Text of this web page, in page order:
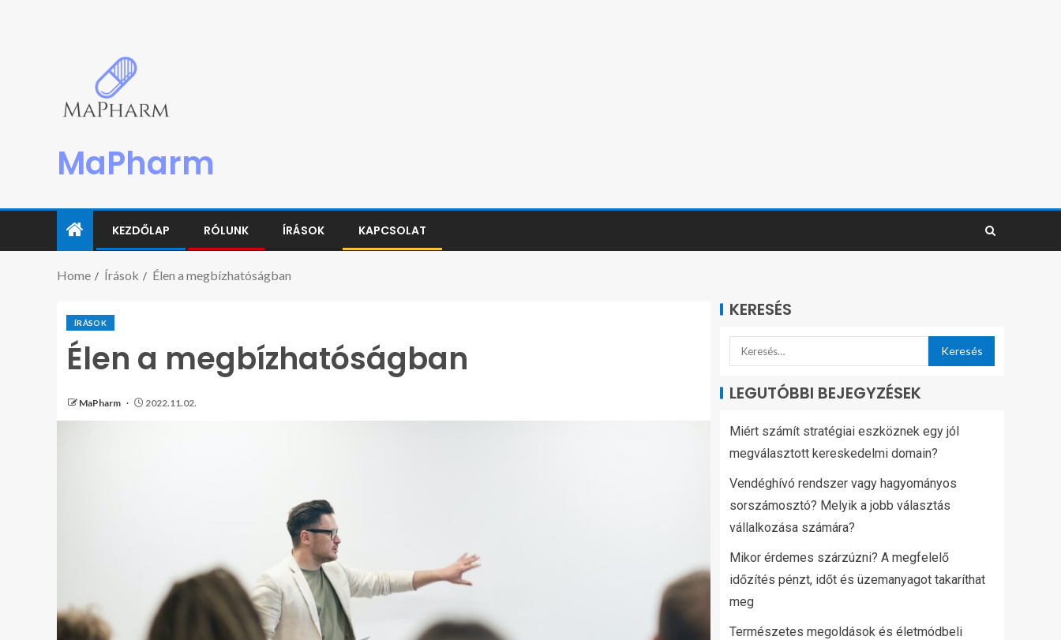
MaPharm
KEZDŐLAP RÓLUNK ÍRÁSOK KAPCSOLAT
Home Írások Élen a megbízhatóságban
ÍRÁSOK
Élen a megbízhatóságban
MaPharm 2022.11.02.
KERESÉS
LEGUTÓBBI BEJEGYZÉSEK
Miért számít stratégiai eszköznek egy jól
megválasztott kereskedelmi domain?
Vendéghívó rendszer vagy hagyományos
sorszámosztó? Melyik a jobb választás
vállalkozása számára?
Mikor érdemes szárzúzni? A megfelelő
időzítés pénzt, időt és üzemanyagot takaríthat
meg
Természetes megoldások és életmódbeli